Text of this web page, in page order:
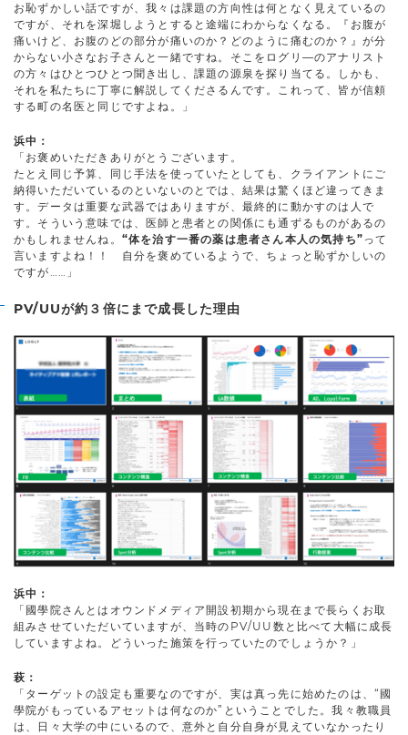
お恥ずかしい話ですが、我々は課題の方向性は何となく見えているの
ですが、それを深堀しようとすると途端にわからなくなる。『お腹が
痛いけど、お腹のどの部分が痛いのか？どのように痛むのか？』が分
からない小さなお子さんと一緒ですね。そこをログリ―のアナリスト
の方々はひとつひとつ聞き出し、課題の源泉を探り当てる。しかも、
それを私たちに丁寧に解説してくださるんです。これって、皆が信頼
する町の名医と同じですよね。」
浜中：
「お褒めいただきありがとうございます。
たとえ同じ予算、同じ手法を使っていたとしても、クライアントにご
納得いただいているのといないのとでは、結果は驚くほど違ってきま
す。データは重要な武器ではありますが、最終的に動かすのは人で
す。そういう意味では、医師と患者との関係にも通ずるものがあるの
かもしれませんね。 “体を治す一番の薬は患者さん本人の気持ち” って
言いますよね！！ 自分を褒めているようで、ちょっと恥ずかしいの
ですが……」
PV/UUが約３倍にまで成長した理由
浜中：
「國學院さんとはオウンドメディア開設初期から現在まで長らくお取
組みさせていただいていますが、当時のPV/UU数と比べて大幅に成長
していますよね。どういった施策を行っていたのでしょうか？」
萩：
「ターゲットの設定も重要なのですが、実は真っ先に始めたのは、“國
學院がもっているアセットは何なのか”ということでした。我々教職員
は、日々大学の中にいるので、意外と自分自身が見えていなかったり